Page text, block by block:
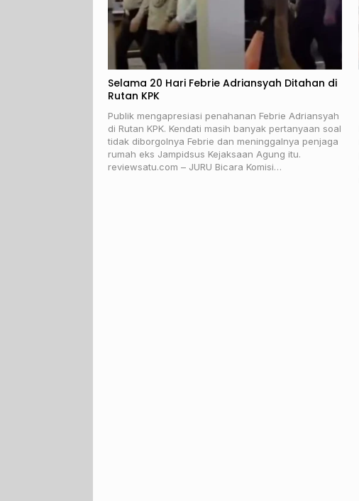
Selama 20 Hari Febrie Adriansyah Ditahan di
Rutan KPK
Publik mengapresiasi penahanan Febrie Adriansyah
di Rutan KPK. Kendati masih banyak pertanyaan soal
tidak diborgolnya Febrie dan meninggalnya penjaga
rumah eks Jampidsus Kejaksaan Agung itu.
reviewsatu.com – JURU Bicara Komisi…